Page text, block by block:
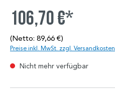
106,70 €*
(Netto: 89,66 €)
Preise inkl. MwSt. zzgl. Versandkosten
Nicht mehr verfügbar